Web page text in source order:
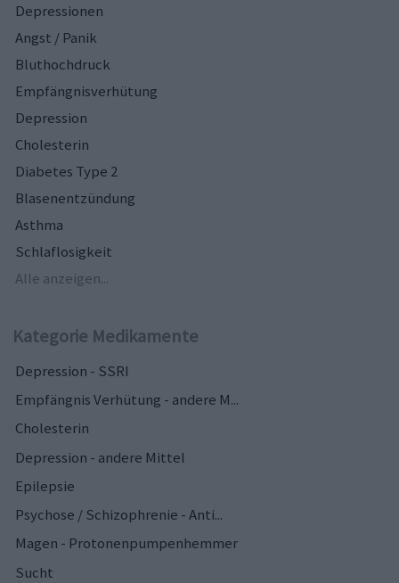
Depressionen
Angst / Panik
Bluthochdruck
Empfängnisverhütung
Depression
Cholesterin
Diabetes Type 2
Blasenentzündung
Asthma
Schlaflosigkeit
Alle anzeigen...
Kategorie Medikamente
Depression - SSRI
Empfängnis Verhütung - andere M...
Cholesterin
Depression - andere Mittel
Epilepsie
Psychose / Schizophrenie - Anti...
Magen - Protonenpumpenhemmer
Sucht